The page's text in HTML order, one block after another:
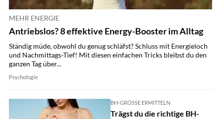
MEHR ENERGIE
Antriebslos? 8 effektive Energy-Booster im Alltag
Ständig müde, obwohl du genug schläfst? Schluss mit Energieloch
und Nachmittags-Tief! Mit diesen einfachen Tricks bleibst du den
ganzen Tag über...
Psychologie
BH-GRÖSSE ERMITTELN
Trägst du die richtige BH-